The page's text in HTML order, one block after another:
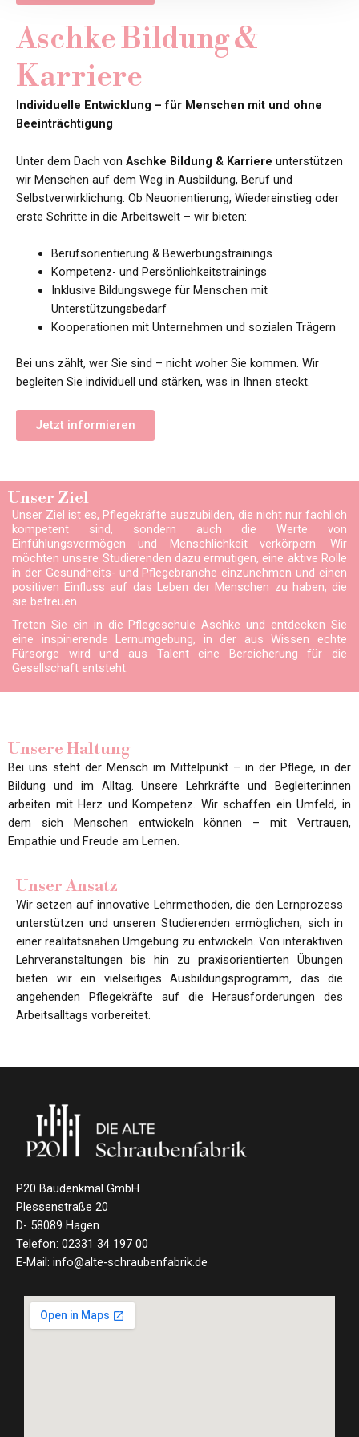
Aschke Bildung &
Karriere
Individuelle Entwicklung – für Menschen mit und ohne
Beeinträchtigung
Unter dem Dach von Aschke Bildung & Karriere unterstützen
wir Menschen auf dem Weg in Ausbildung, Beruf und
Selbstverwirklichung. Ob Neuorientierung, Wiedereinstieg oder
erste Schritte in die Arbeitswelt – wir bieten:
Berufsorientierung & Bewerbungstrainings
Kompetenz- und Persönlichkeitstrainings
Inklusive Bildungswege für Menschen mit
Unterstützungsbedarf
Kooperationen mit Unternehmen und sozialen Trägern
Bei uns zählt, wer Sie sind – nicht woher Sie kommen. Wir
begleiten Sie individuell und stärken, was in Ihnen steckt.
Jetzt informieren
Unser Ziel
Unser Ziel ist es, Pflegekräfte auszubilden, die nicht nur fachlich
kompetent sind, sondern auch die Werte von
Einfühlungsvermögen und Menschlichkeit verkörpern. Wir
möchten unsere Studierenden dazu ermutigen, eine aktive Rolle
in der Gesundheits- und Pflegebranche einzunehmen und einen
positiven Einfluss auf das Leben der Menschen zu haben, die
sie betreuen.
Treten Sie ein in die Pflegeschule Aschke und entdecken Sie
eine inspirierende Lernumgebung, in der aus Wissen echte
Fürsorge wird und aus Talent eine Bereicherung für die
Gesellschaft entsteht.
Unsere Haltung
Bei uns steht der Mensch im Mittelpunkt – in der Pflege, in der
Bildung und im Alltag. Unsere Lehrkräfte und Begleiter:innen
arbeiten mit Herz und Kompetenz. Wir schaffen ein Umfeld, in
dem sich Menschen entwickeln können – mit Vertrauen,
Empathie und Freude am Lernen.
Unser Ansatz
Wir setzen auf innovative Lehrmethoden, die den Lernprozess
unterstützen und unseren Studierenden ermöglichen, sich in
einer realitätsnahen Umgebung zu entwickeln. Von interaktiven
Lehrveranstaltungen bis hin zu praxisorientierten Übungen
bieten wir ein vielseitiges Ausbildungsprogramm, das die
angehenden Pflegekräfte auf die Herausforderungen des
Arbeitsalltags vorbereitet.
P20 Baudenkmal GmbH
Plessenstraße 20
D- 58089 Hagen
Telefon: 02331 34 197 00
E-Mail: info@alte-schraubenfabrik.de